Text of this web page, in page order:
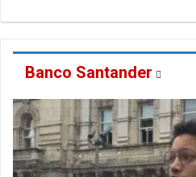
Banco Santander